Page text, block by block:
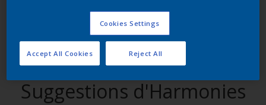
Allons-y
Suggestions d'Harmonies
Cookies Settings
Reject All
Accept All Cookies